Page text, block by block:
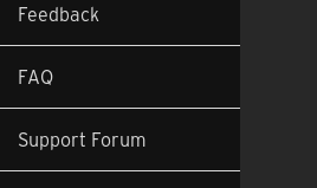
Feedback
FAQ
Support Forum